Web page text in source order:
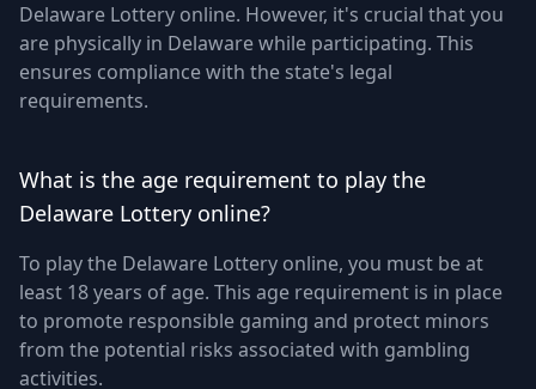
Delaware Lottery online. However, it's crucial that you
are physically in Delaware while participating. This
ensures compliance with the state's legal
requirements.
What is the age requirement to play the
Delaware Lottery online?
To play the Delaware Lottery online, you must be at
least 18 years of age. This age requirement is in place
to promote responsible gaming and protect minors
from the potential risks associated with gambling
activities.